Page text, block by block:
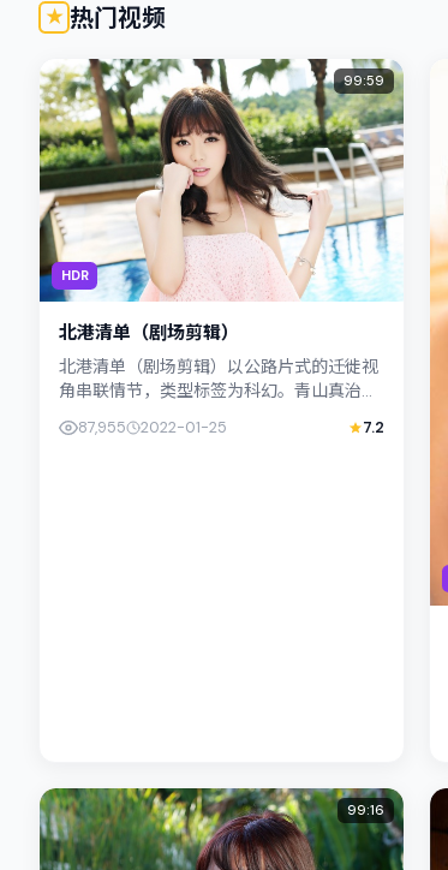
热门视频
HDR
99:59
北港清单（剧场剪辑）
北港清单（剧场剪辑）以公路片式的迁徙视
角串联情节，类型标签为科幻。青山真治强
内热之间切换；若你正在查找韩国...
87,955 2022-01-25 7.2
99:16